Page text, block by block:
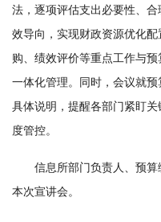
学
研
成
果
法，逐项评估支出必要性、
效导向，实现财政资源优化
购、绩效评价等重点工作与
一体化管理。同时，会议就
具体说明，提醒各部门紧盯
度管控。
信息所部门负责人、预
本次宣讲会。